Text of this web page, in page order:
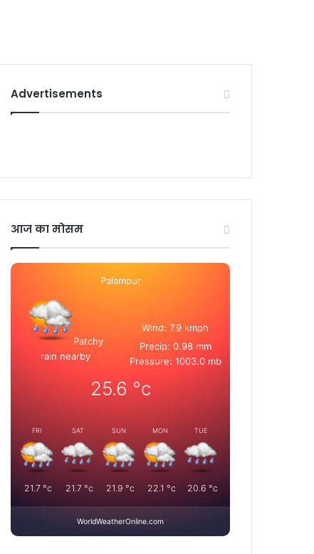
Advertisements
आज का मोसम
Palampur
Patchy
rain nearby
Wind: 7.9 kmph
Precip: 0.98 mm
Pressure: 1003.0 mb
25.6 °c
FRI
21.7 °c
SAT
21.7°c
SUN
21.9 °c
MON
22.1 °c
TUE
20.6 °c
WorldWeatherOnline.com